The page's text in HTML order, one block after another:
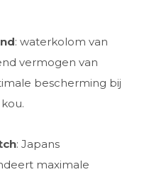
: waterkolom van
vermogen van
bescherming bij
: Japans
maximale